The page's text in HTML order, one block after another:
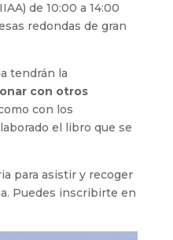
de 10:00 a 14:00
redondas de gran
tendrán la
con otros
con los
el libro que se
para asistir y recoger
Puedes inscribirte en